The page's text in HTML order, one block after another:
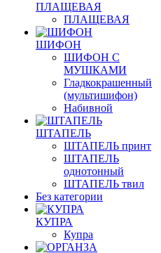
ПЛАЩЕВАЯ
ПЛАЩЕВАЯ
ШИФОН
ШИФОН С
МУШКАМИ
Гладкокрашенный
(мультишифон)
Набивной
ШТАПЕЛЬ
ШТАПЕЛЬ принт
ШТАПЕЛЬ
однотонный
ШТАПЕЛЬ твил
Без категории
КУПРА
Купра